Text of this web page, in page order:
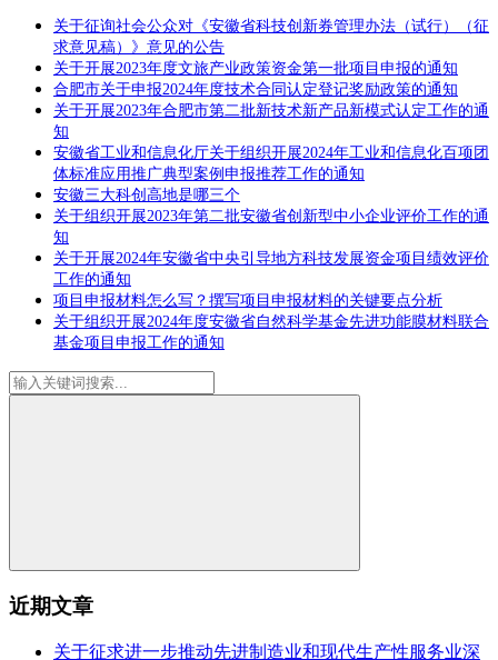
关于征询社会公众对《安徽省科技创新券管理办法（试行）（征
求意见稿）》意见的公告
关于开展2023年度文旅产业政策资金第一批项目申报的通知
合肥市关于申报2024年度技术合同认定登记奖励政策的通知
关于开展2023年合肥市第二批新技术新产品新模式认定工作的通
知
安徽省工业和信息化厅关于组织开展2024年工业和信息化百项团
体标准应用推广典型案例申报推荐工作的通知
安徽三大科创高地是哪三个
关于组织开展2023年第二批安徽省创新型中小企业评价工作的通
知
关于开展2024年安徽省中央引导地方科技发展资金项目绩效评价
工作的通知
项目申报材料怎么写？撰写项目申报材料的关键要点分析
关于组织开展2024年度安徽省自然科学基金先进功能膜材料联合
基金项目申报工作的通知
近期文章
关于征求进一步推动先进制造业和现代生产性服务业深